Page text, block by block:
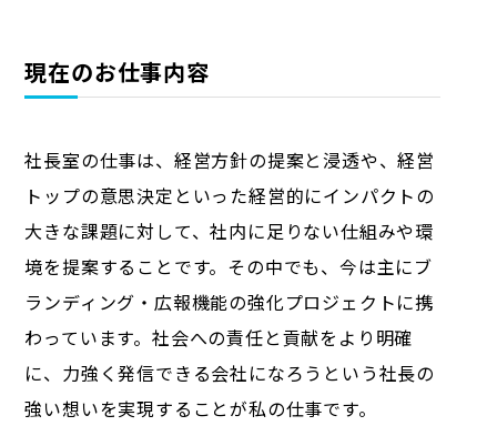
現在のお仕事内容
社長室の仕事は、経営方針の提案と浸透や、経営
トップの意思決定といった経営的にインパクトの
大きな課題に対して、社内に足りない仕組みや環
境を提案することです。その中でも、今は主にブ
ランディング・広報機能の強化プロジェクトに携
わっています。社会への責任と貢献をより明確
に、力強く発信できる会社になろうという社長の
強い想いを実現することが私の仕事です。